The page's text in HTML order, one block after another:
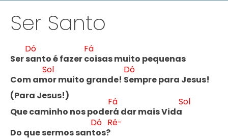
Ser Santo
Ser s
Dó
anto é fazer c
Fá
oisas muito pequenas
Com am
Sol
or muito grande! S
Dó
empre para Jesus!
(Para Jesus!)
Que caminho nos poder
Fá
á dar mais Vida
Sol
Do que sermos sant
Dó
os?
Ré-